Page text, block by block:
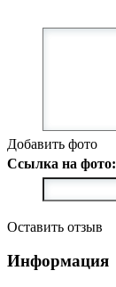
Добавить фото
Ссылка на фото:
Оставить отзыв
Информация